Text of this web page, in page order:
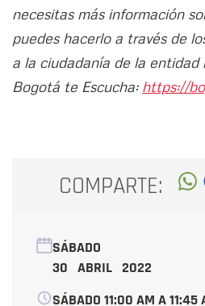
necesitas más información
puedes hacerlo a través de
a la ciudadanía de la entidad
Bogotá te Escucha: https://
COMPARTE:
SÁBADO
30 ABRIL 2022
SÁBADO 11:00 AM A 11:45